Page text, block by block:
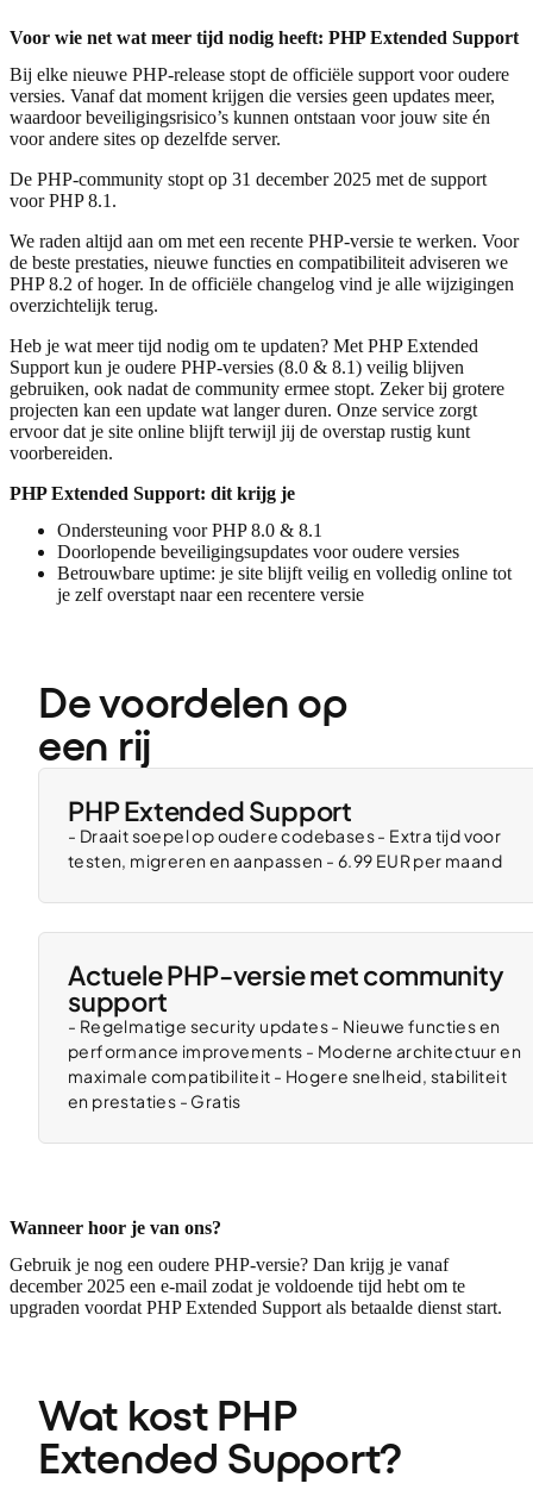
Voor wie net wat meer tijd nodig heeft: PHP Extended Support
Bij elke nieuwe PHP-release stopt de officiële support voor oudere
versies. Vanaf dat moment krijgen die versies geen updates meer,
waardoor beveiligingsrisico’s kunnen ontstaan voor jouw site én
voor andere sites op dezelfde server.
De PHP-community stopt op 31 december 2025 met de support
voor PHP 8.1.
We raden altijd aan om met een recente PHP-versie te werken. Voor
de beste prestaties, nieuwe functies en compatibiliteit adviseren we
PHP 8.2 of hoger. In de officiële changelog vind je alle wijzigingen
overzichtelijk terug.
Heb je wat meer tijd nodig om te updaten? Met PHP Extended
Support kun je oudere PHP-versies (8.0 & 8.1) veilig blijven
gebruiken, ook nadat de community ermee stopt. Zeker bij grotere
projecten kan een update wat langer duren. Onze service zorgt
ervoor dat je site online blijft terwijl jij de overstap rustig kunt
voorbereiden.
PHP Extended Support: dit krijg je
Ondersteuning voor PHP 8.0 & 8.1
Doorlopende beveiligingsupdates voor oudere versies
Betrouwbare uptime: je site blijft veilig en volledig online tot
je zelf overstapt naar een recentere versie
De voordelen op
een rij
PHP Extended Support
- Draait soepel op oudere codebases - Extra tijd voor
testen, migreren en aanpassen - 6.99 EUR per maand
Actuele PHP-versie met community
support
- Regelmatige security updates - Nieuwe functies en
performance improvements - Moderne architectuur en
maximale compatibiliteit - Hogere snelheid, stabiliteit
en prestaties - Gratis
Wanneer hoor je van ons?
Gebruik je nog een oudere PHP-versie? Dan krijg je vanaf
december 2025 een e-mail zodat je voldoende tijd hebt om te
upgraden voordat PHP Extended Support als betaalde dienst start.
Wat kost PHP
Extended Support?